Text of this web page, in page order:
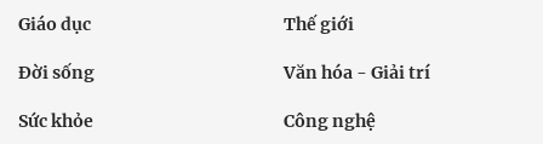
Giáo dục Thế giới
Đời sống Văn hóa - Giải trí
Sức khỏe Công nghệ